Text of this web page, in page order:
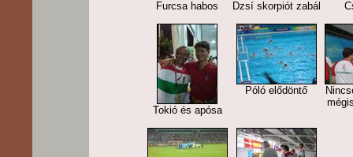
Furcsa habos Dzsí skorpiót zabál
Tokió és apósa
Póló elődöntő